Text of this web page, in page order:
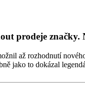
prodeje značky.
až rozhodnutí
jako to dokázal